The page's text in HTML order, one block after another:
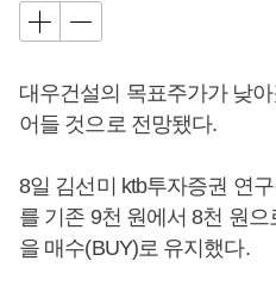
대우건설의 목표주가가 낮
어들 것으로 전망됐다.
8일 김선미 ktb투자증권 연
를 기존 9천 원에서 8천 원
을 매수(BUY)로 유지했다.